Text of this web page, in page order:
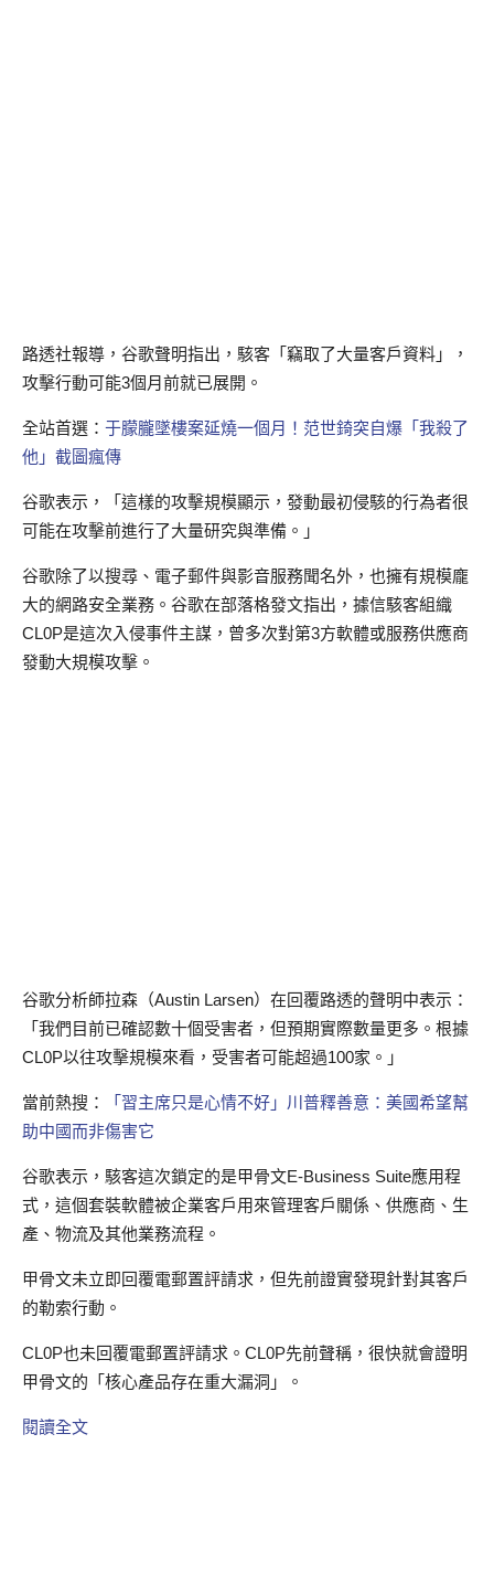
路透社報導，谷歌聲明指出，駭客「竊取了大量客戶資料」，
攻擊行動可能3個月前就已展開。
全站首選： 于朦朧墜樓案延燒一個月！范世錡突自爆「我殺了
他」截圖瘋傳
谷歌表示，「這樣的攻擊規模顯示，發動最初侵駭的行為者很
可能在攻擊前進行了大量研究與準備。」
谷歌除了以搜尋、電子郵件與影音服務聞名外，也擁有規模龐
大的網路安全業務。谷歌在部落格發文指出，據信駭客組織
CL0P是這次入侵事件主謀，曾多次對第3方軟體或服務供應商
發動大規模攻擊。
谷歌分析師拉森（Austin Larsen）在回覆路透的聲明中表示：
「我們目前已確認數十個受害者，但預期實際數量更多。根據
CL0P以往攻擊規模來看，受害者可能超過100家。」
當前熱搜：
「習主席只是心情不好」川普釋善意：美國希望幫
助中國而非傷害它
谷歌表示，駭客這次鎖定的是甲骨文E-Business Suite應用程
式，這個套裝軟體被企業客戶用來管理客戶關係、供應商、生
產、物流及其他業務流程。
甲骨文未立即回覆電郵置評請求，但先前證實發現針對其客戶
的勒索行動。
CL0P也未回覆電郵置評請求。CL0P先前聲稱，很快就會證明
甲骨文的「核心產品存在重大漏洞」。
閱讀全文